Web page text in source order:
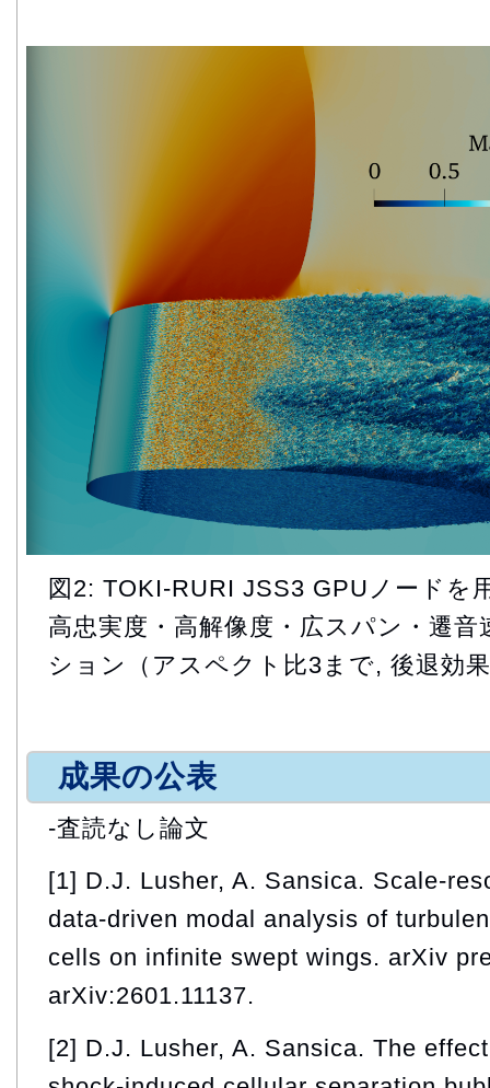
図2: TOKI-RURI JSS3 GPUノードを
高忠実度・高解像度・広スパン・遷
ション（アスペクト比3まで, 後退効
成果の公表
-査読なし論文
[1] D.J. Lusher, A. Sansica. Scale-
data-driven modal analysis of
cells on infinite swept wings. arXiv
arXiv:2601.11137.
[2] D.J. Lusher, A. Sansica. The